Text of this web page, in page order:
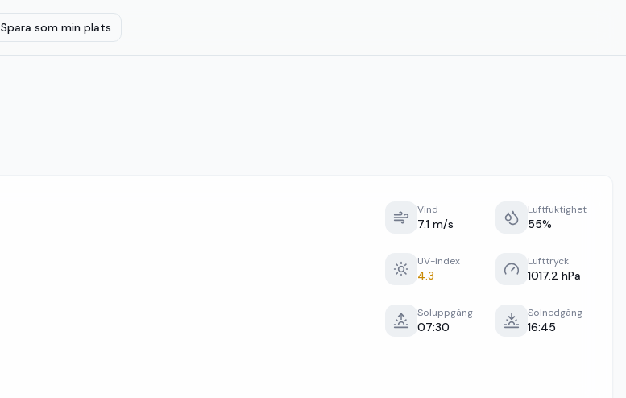
Spara som min plats
Vind
7.1 m/s
Luftfuktighet
55%
UV-index
4.3
Lufttryck
1017.2 hPa
Soluppgång
07:30
Solnedgång
16:45